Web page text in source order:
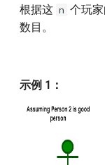
1422.maximum-
splitting-a-string
1646.get-
generated-array
1665.minimum-
根据这 n 个玩
数目。
示例 1：